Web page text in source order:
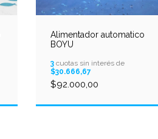
Alimentador automatico
BOYU
3cuotas sin interés de
$30.666,67
$92.000,00